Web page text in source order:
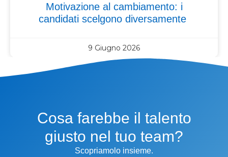
Motivazione al cambiamento: i
candidati scelgono diversamente
9 Giugno 2026
Cosa farebbe il talento
giusto nel tuo team?
Scopriamolo insieme.